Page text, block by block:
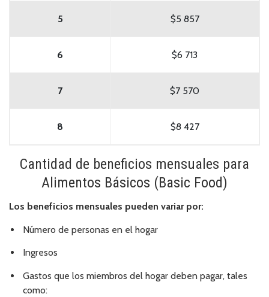
5 $5 857
6 $6 713
7 $7 570
8 $8 427
Cantidad de beneficios mensuales para
Alimentos Básicos (Basic Food)
Los beneficios mensuales pueden variar por:
Número de personas en el hogar
Ingresos
Gastos que los miembros del hogar deben pagar, tales
como: